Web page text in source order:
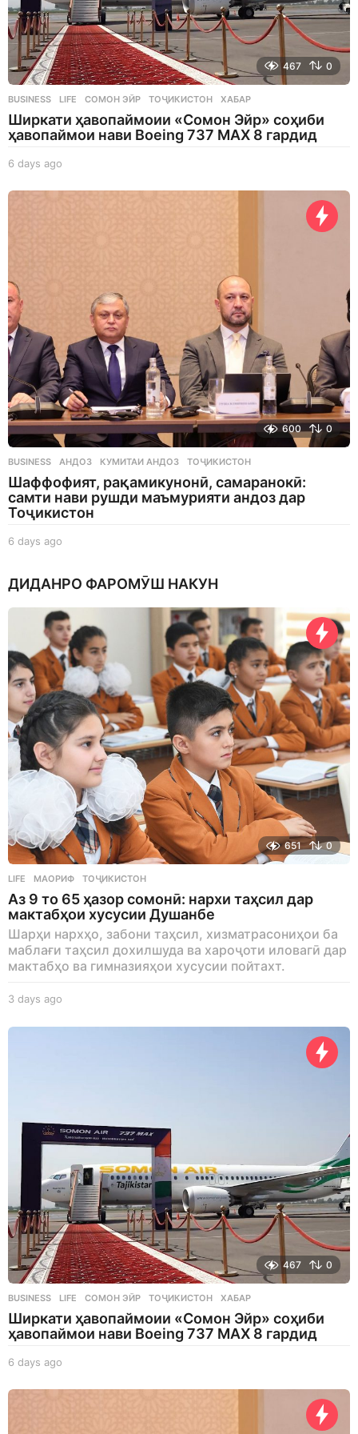
467 0
BUSINESS ,LIFE СОМОН ЭЙР ,ТОҶИКИСТОН ,ХАБАР
Ширкати ҳавопаймоии «Сомон Эйр» соҳиби
ҳавопаймои нави Boeing 737 MAX 8 гардид
6 days ago
a
600 0
BUSINESS АНДОЗ ,КУМИТАИ АНДОЗ ,ТОҶИКИСТОН
Шаффофият, рақамикунонӣ, самаранокӣ:
самти нави рушди маъмурияти андоз дар
Тоҷикистон
6 days ago
y
a
g
o
ДИДАНРО ФАРОМӮШ НАКУН
651 0
LIFE МАОРИФ ,ТОҶИКИСТОН
Аз 9 то 65 ҳазор сомонӣ: нархи таҳсил дар
мактабҳои хусусии Душанбе
Шарҳи нархҳо, забони таҳсил, хизматрасониҳои ба
маблағи таҳсил дохилшуда ва хароҷоти иловагӣ дар
мактабҳо ва гимназияҳои хусусии пойтахт.
3 days ago
a
467 0
BUSINESS ,LIFE СОМОН ЭЙР ,ТОҶИКИСТОН ,ХАБАР
Ширкати ҳавопаймоии «Сомон Эйр» соҳиби
ҳавопаймои нави Boeing 737 MAX 8 гардид
6 days ago
a